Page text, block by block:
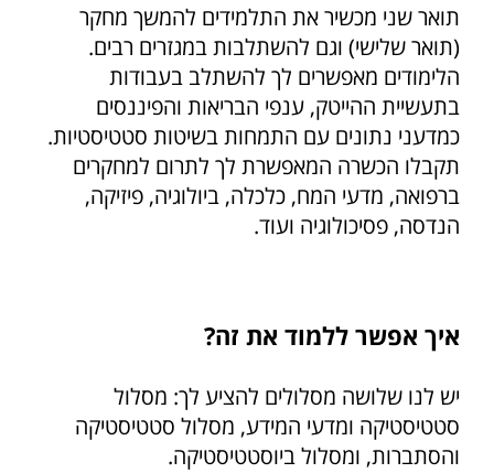
תואר שני מכשיר את התלמידים להמשך מחקר
(תואר שלישי) וגם להשתלבות במגזרים רבים.
הלימודים מאפשרים לך להשתלב בעבודות
בתעשיית ההייטק, ענפי הבריאות והפיננסים
כמדעני נתונים עם התמחות בשיטות סטטיסטיות.
תקבלו הכשרה המאפשרת לך לתרום למחקרים
ברפואה, מדעי המח, כלכלה, ביולוגיה, פיזיקה,
הנדסה, פסיכולוגיה ועוד.
איך אפשר ללמוד את זה?
יש לנו שלושה מסלולים להציע לך: מסלול
סטטיסטיקה ומדעי המידע, מסלול סטטיסטיקה
והסתברות, ומסלול ביוסטטיסטיקה.